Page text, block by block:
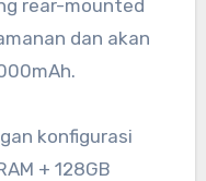
rear-mounted
dan akan
konfigurasi
+ 128GB